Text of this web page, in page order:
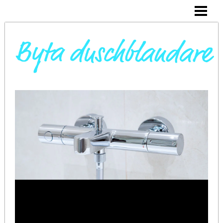
BYTA VARMVATTENBEREDARE
BYTA BLANDARE I HANDFAT